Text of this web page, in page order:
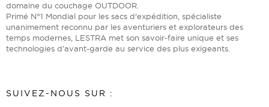
domaine du couchage OUTDOOR.
Primé N°1 Mondial pour les sacs d'expédition, spécialiste
unanimement reconnu par les aventuriers et explorateurs des
temps modernes, LESTRA met son savoir-faire unique et ses
technologies d’avant-garde au service des plus exigeants.
SUIVEZ-NOUS SUR :